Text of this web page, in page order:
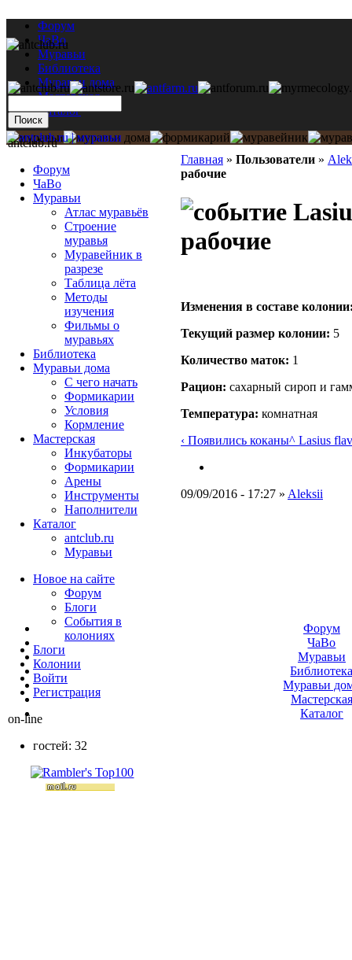
Форум
ЧаВо
Муравьи
Библиотека
Муравьи дома
Мастерская
Каталог
Главная » Пользователи »
рабочие
рабочие
Изменения в составе
Текущий размер кoлонии: 5
Количество маток: 1
Рацион: сахарный сироп и
Температура: комнатная
‹ Появились коканы^ Lasius
09/09/2016 - 17:27 » Aleksii
antclub.ru
Форум
ЧаВо
Муравьи
Атлас муравьёв
Строение
муравья
Муравейник в
разрезе
Таблица лёта
Методы
изучения
Фильмы о
муравьях
Библиотека
Муравьи дома
С чего начать
Формикарии
Условия
Кормление
Мастерская
Инкубаторы
Формикарии
Арены
Инструменты
Наполнители
Каталог
antclub.ru
Муравьи
Новое на сайте
Форум
Блоги
События в
колониях
Блоги
Колонии
Войти
Peгиcтpaция
on-line
гостей: 32
Форум
ЧаВо
Муравьи
Муравьи
Мастерская
Каталог